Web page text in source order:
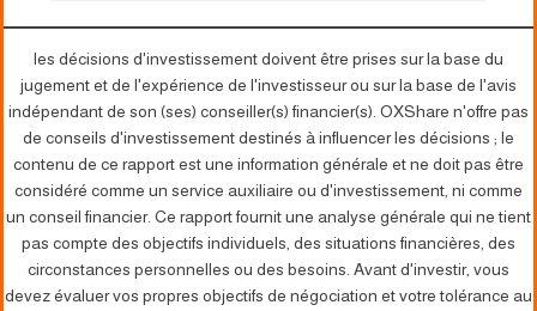
les décisions d'investissement doivent être prises sur la base du
jugement et de l'expérience de l'investisseur ou sur la base de l'avis
indépendant de son (ses) conseiller(s) financier(s). OXShare n'offre pas
de conseils d'investissement destinés à influencer les décisions ; le
contenu de ce rapport est une information générale et ne doit pas être
considéré comme un service auxiliaire ou d'investissement, ni comme
un conseil financier. Ce rapport fournit une analyse générale qui ne tient
pas compte des objectifs individuels, des situations financières, des
circonstances personnelles ou des besoins. Avant d'investir, vous
devez évaluer vos propres objectifs de négociation et votre tolérance au